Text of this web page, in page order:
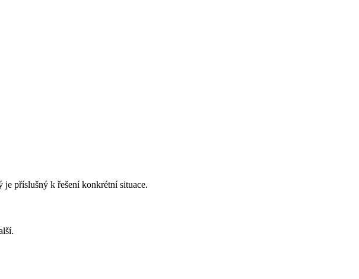
příslušný k řešení konkrétní situace.